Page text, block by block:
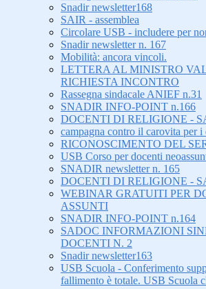
Snadir newsletter168
SAIR - assemblea
Circolare USB - includere per
Snadir newsletter n. 167
Mobilità: ancora vincoli.
LETTERA AL MINISTRO
RICHIESTA INCONTRO
Rassegna sindacale ANIEF n.31
SNADIR INFO-POINT n.166
DOCENTI DI RELIGIONE -
campagna contro il carovita per
RICONOSCIMENTO DEL
USB Corso per docenti
SNADIR newsletter n. 165
DOCENTI DI RELIGIONE -
WEBINAR GRATUITI PER
ASSUNTI
SNADIR INFO-POINT n.164
SADOC INFORMAZIONI
DOCENTI N. 2
Snadir newsletter163
USB Scuola - Conferimento
fallimento è totale. USB Scuola